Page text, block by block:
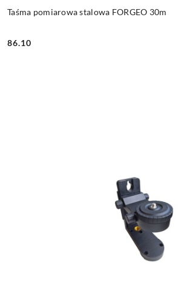
Taśma pomiarowa stalowa FORGEO 30m
Cena:
86.10